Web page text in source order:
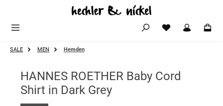
Zum Hauptinhalt springen
SALE MEN Hemden
HANNES ROETHER Baby Cord
Shirt in Dark Grey